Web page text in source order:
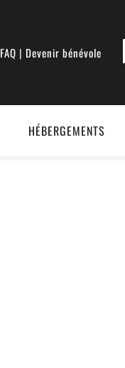
FAQ | Devenir bénévole
HÉBERGEMENTS